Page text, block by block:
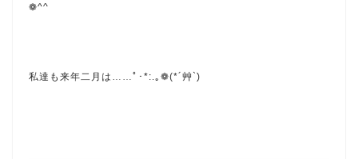
❁^^
私達も来年二月は……ﾟ･*:.｡❁(*´艸`)